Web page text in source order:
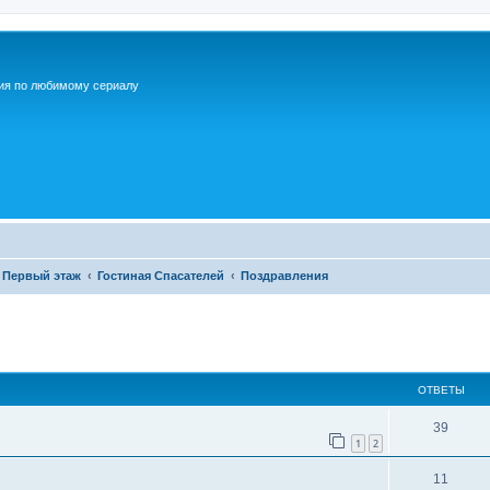
по любимому сериалу
Первый этаж Гостиная Спасателей Поздравления
ОТВЕТЫ
1 2
39
т
11